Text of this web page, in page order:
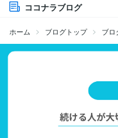
ココナラブログ
ホーム ブログトップ ブロ